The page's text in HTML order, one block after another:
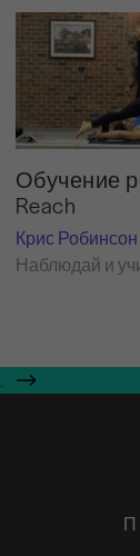
Обучение
Reach
Крис Робинсон
Наблюдай и